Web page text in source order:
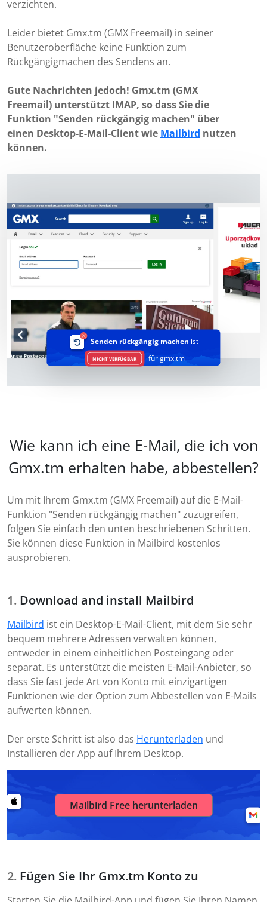
verzichten.
Leider bietet Gmx.tm (GMX Freemail) in seiner
Benutzeroberfläche keine Funktion zum
Rückgängigmachen des Sendens an.
Gute Nachrichten jedoch! Gmx.tm (GMX
Freemail) unterstützt IMAP, so dass Sie die
Funktion "Senden rückgängig machen" über
einen Desktop-E-Mail-Client wie Mailbird nutzen
können.
Senden rückgängig machen ist
NICHT VERFÜGBAR für gmx.tm
Wie kann ich eine E-Mail, die ich von
Gmx.tm erhalten habe, abbestellen?
Um mit Ihrem Gmx.tm (GMX Freemail) auf die E-Mail-
Funktion "Senden rückgängig machen" zuzugreifen,
folgen Sie einfach den unten beschriebenen Schritten.
Sie können diese Funktion in Mailbird kostenlos
ausprobieren.
Download and install Mailbird
Mailbird ist ein Desktop-E-Mail-Client, mit dem Sie sehr
bequem mehrere Adressen verwalten können,
entweder in einem einheitlichen Posteingang oder
separat. Es unterstützt die meisten E-Mail-Anbieter, so
dass Sie fast jede Art von Konto mit einzigartigen
Funktionen wie der Option zum Abbestellen von E-Mails
aufwerten können.
Der erste Schritt ist also das Herunterladen und
Installieren der App auf Ihrem Desktop.
Mailbird Free herunterladen
Fügen Sie Ihr Gmx.tm Konto zu